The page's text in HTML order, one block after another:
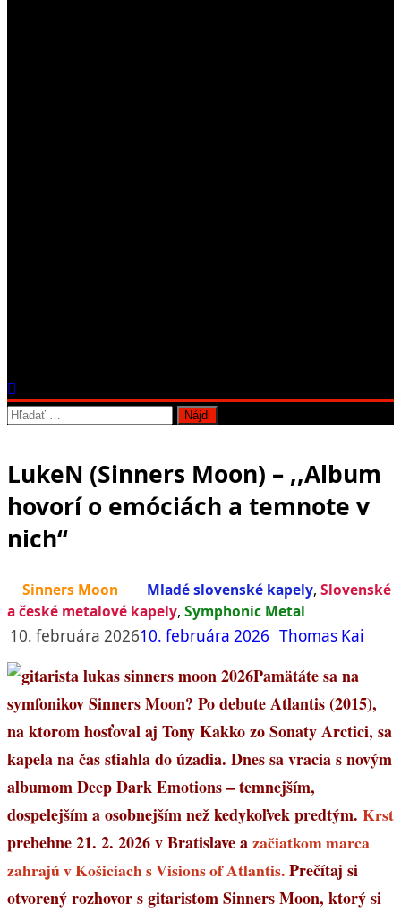
Hľadať:
LukeN (Sinners Moon) – ,,Album
hovorí o emóciách a temnote v
nich“
Sinners Moon Mladé slovenské kapely, Slovenské
a české metalové kapely, Symphonic Metal
10. februára 202610. februára 2026 Thomas Kai
Pamätáte sa na
symfonikov Sinners Moon? Po debute Atlantis (2015),
na ktorom hosťoval aj Tony Kakko zo Sonaty Arctici, sa
kapela na čas stiahla do úzadia. Dnes sa vracia s novým
albumom Deep Dark Emotions – temnejším,
dospelejším a osobnejším než kedykoľvek predtým. Krst
prebehne 21. 2. 2026 v Bratislave azačiatkom marca
zahrajú v Košiciach s Visions of Atlantis.Prečítaj si
otvorený rozhovor s gitaristom Sinners Moon, ktorý si